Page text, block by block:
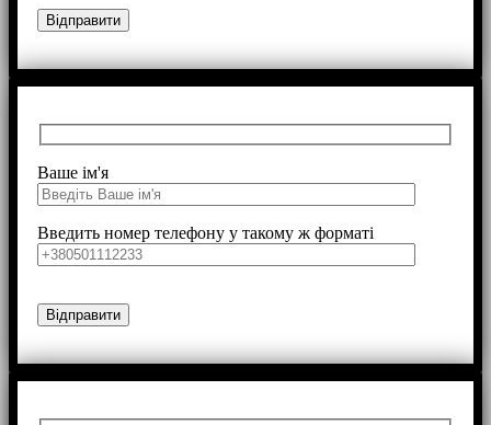
Ваше ім'я
Введить номер телефону у такому ж форматі